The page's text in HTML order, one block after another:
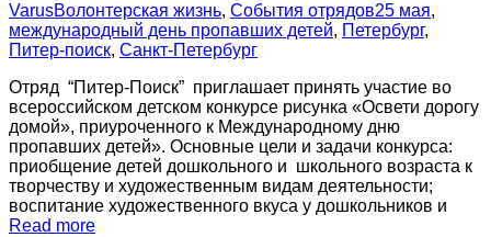
VarusВолонтерская жизнь, События отрядов25 мая,
международный день пропавших детей, Петербург,
Питер-поиск, Санкт-Петербург
Отряд “Питер-Поиск” приглашает принять участие во
всероссийском детском конкурсе рисунка «Освети дорогу
домой», приуроченного к Международному дню
пропавших детей». Основные цели и задачи конкурса:
приобщение детей дошкольного и школьного возраста к
творчеству и художественным видам деятельности;
воспитание художественного вкуса у дошкольников и
Read more